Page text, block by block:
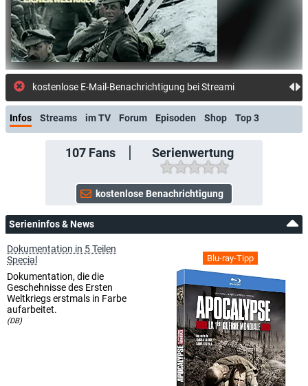
Infos Streams im TV Forum Episoden Shop Top 3
107Fans Serienwertung
Serieninfos & News
Blu-ray-Tipp
Dokumentation in 5 Teilen
Special
Dokumentation, die die
Geschehnisse des Ersten
Weltkriegs erstmals in Farbe
aufarbeitet.
(DB)